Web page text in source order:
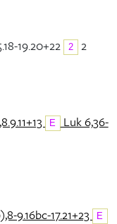
19.20+22 2
2
E Luk 6,36-
9.16bc-17.21+23 E